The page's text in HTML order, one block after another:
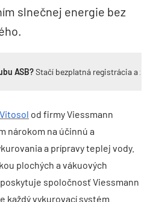
slnečnej energie bez
ASB?Stačí bezplatná registrácia a
Vitosol od firmy Viessmann
nárokom na účinnú a
a prípravy teplej vody.
plochých a vákuových
spoločnosť Viessmann
vykurovací systém.